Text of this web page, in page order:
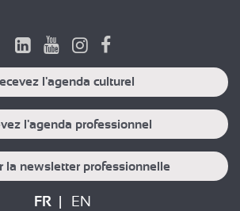
l'agenda culturel
l'agenda professionnel
la newsletter professionnelle
FR EN